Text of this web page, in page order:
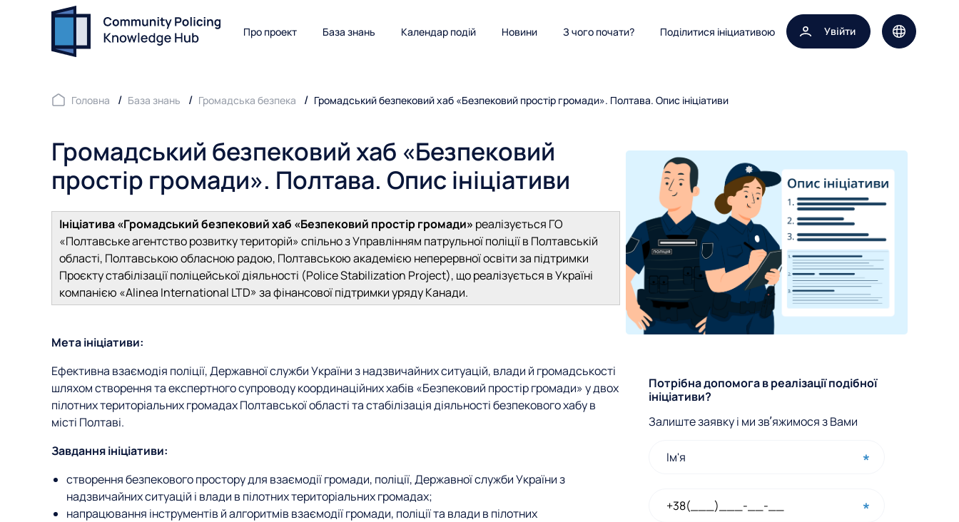
Про проект База знань Календар подій Новини З чого почати? Поділитися ініциативою Увійти Вибір мови
Головна База знань Громадська безпека Громадський безпековий хаб «Безпековий простір громади». Полтава. Опис ініціативи
Громадський безпековий хаб «Безпековий
простір громади». Полтава. Опис ініціативи
Ініціатива «Громадський безпековий хаб «Безпековий простір громади» реалізується ГО
«Полтавське агентство розвитку територій» спільно з Управлінням патрульної поліції в Полтавській
області, Полтавською обласною радою, Полтавською академією неперервної освіти за підтримки
Проєкту стабілізації поліцейської діяльності (Police Stabilization Project), що реалізується в Україні
компанією «Alinea International LTD» за фінансової підтримки уряду Канади.
Мета ініціативи:
Ефективна взаємодія поліції, Державної служби України з надзвичайних ситуацій, влади й громадськості
шляхом створення та експертного супроводу координаційних хабів «Безпековий простір громади» у двох
пілотних територіальних громадах Полтавської області та стабілізація діяльності безпекового хабу в
місті Полтаві.
Завдання ініціативи:
створення безпекового простору для взаємодії громади, поліції, Державної служби України з
надзвичайних ситуацій і влади в пілотних територіальних громадах;
напрацювання інструментів й алгоритмів взаємодії громади, поліції та влади в пілотних
Ф
о
р
Потрібна допомога в реалізації подібної
ініціативи?
Залиште заявку і ми звʼяжимося з Вами